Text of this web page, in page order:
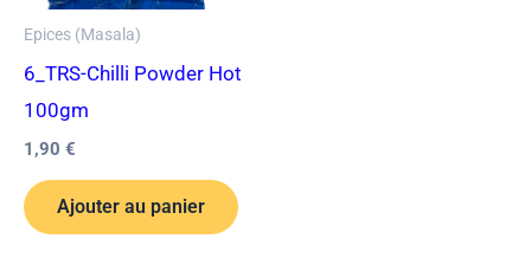
Epices (Masala)
6_TRS-Chilli Powder Hot
100gm
1,90 €
Ajouter au panier